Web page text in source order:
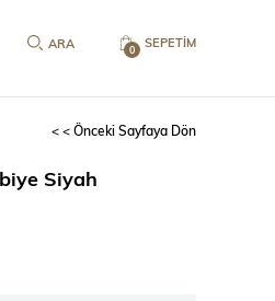
SEPETIM
0
< < Önceki Sayfaya Dön
Siyah